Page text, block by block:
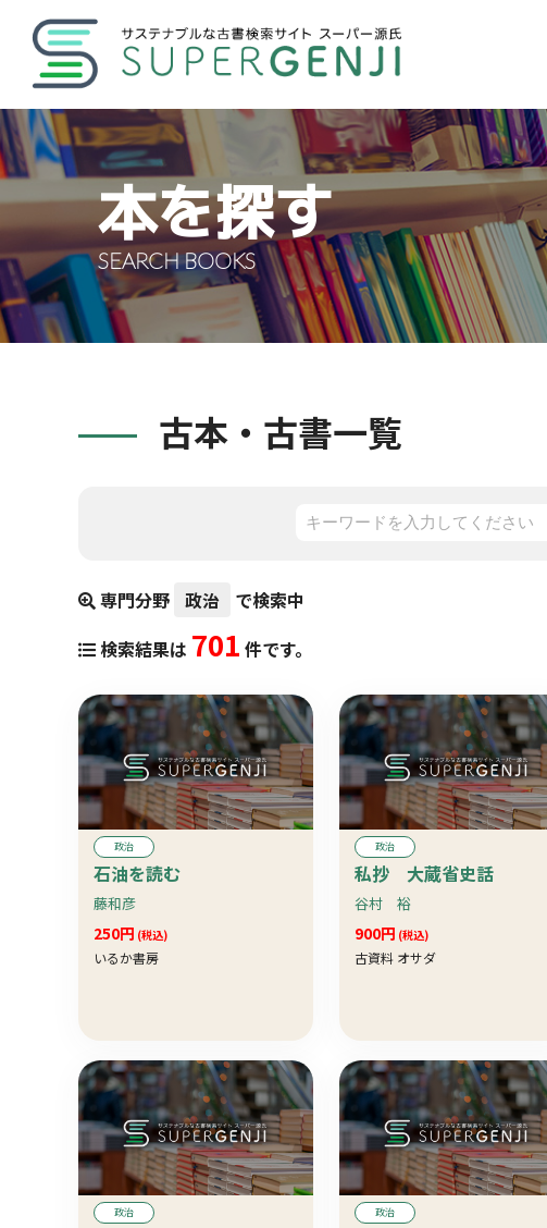
本を探す
SEARCH BOOKS
古本・古書一覧
専門分野 政治
で検索中
検索結果は 701 件です。
政治
石油を読む
藤和彦
250円 (税込)
いるか書房
政治
私抄 大蔵省史話
谷村 裕
900円 (税込)
古資料 オサダ
政治 政治